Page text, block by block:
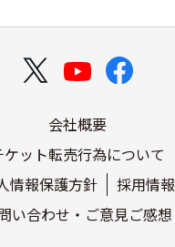
会社概要
ケット転売行為について
情報保護方針
採用情報
い合わせ・ご意見ご感想